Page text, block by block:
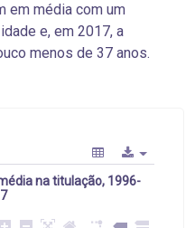
em média com um
e, em 2017, a
menos de 37 anos.
na titulação, 1996-